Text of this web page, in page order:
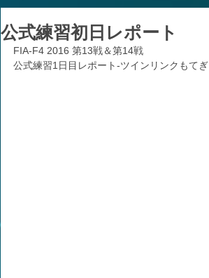
公式練習初日レポート
FIA-F4 2016 第13戦＆第14戦
公式練習1日目レポート-ツインリンクもてぎ